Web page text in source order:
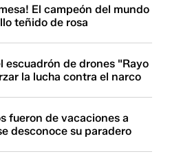
El campeón del mundo
teñido de rosa
escuadrón de drones "Rayo
la lucha contra el narco
fueron de vacaciones a
desconoce su paradero